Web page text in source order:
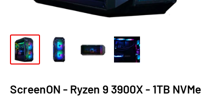
ScreenON - Ryzen 9 3900X - 1TB NVMe